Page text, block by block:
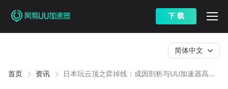
下 载
首页 资讯
日本玩云顶之弈掉线：成因剖析与UU加速器高效
简体中文